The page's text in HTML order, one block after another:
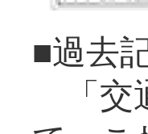
■過去
「交